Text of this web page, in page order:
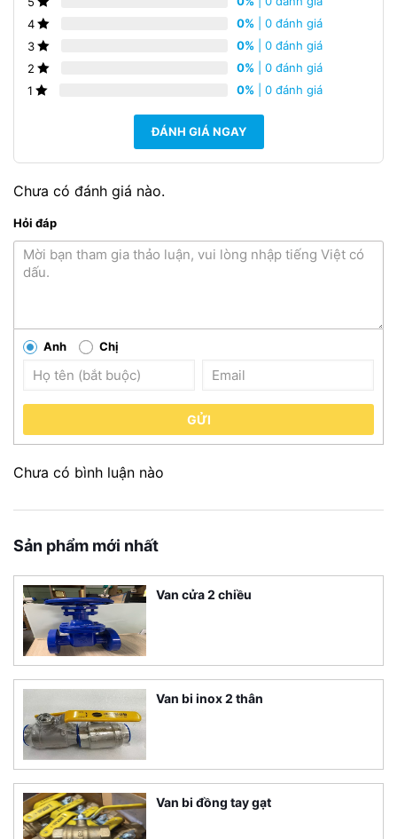
4
0% | 0 đánh giá
3
0% | 0 đánh giá
2
0% | 0 đánh giá
1
0% | 0 đánh giá
ĐÁNH GIÁ NGAY
Chưa có đánh giá nào.
Hỏi đáp
Anh Chị
GỬI
Chưa có bình luận nào
Sản phẩm mới nhất
Van cửa 2 chiều
Van bi inox 2 thân
Van bi đồng tay gạt